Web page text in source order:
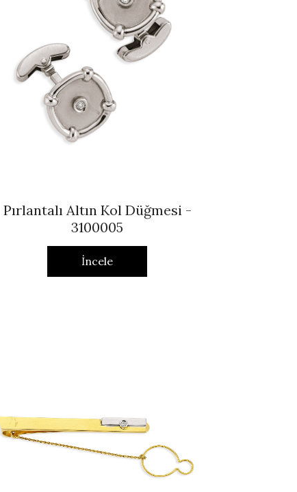
Pırlantalı Altın Kol Düğmesi -
3100005
İncele